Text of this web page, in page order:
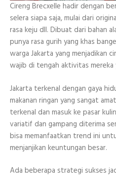
Cireng Brecxelle hadir dengan
selera siapa saja, mulai dari
rasa keju dll. Dibuat dari bahan
punya rasa gurih yang khas
warga Jakarta yang menjadikan
wajib di tengah aktivitas mereka
Jakarta terkenal dengan gaya
makanan ringan yang sangat
terkenal dan masuk ke pasar
variatif dan gampang diterima
bisa memanfaatkan trend ini
menjanjikan keuntungan besar.
Ada beberapa strategi sukses